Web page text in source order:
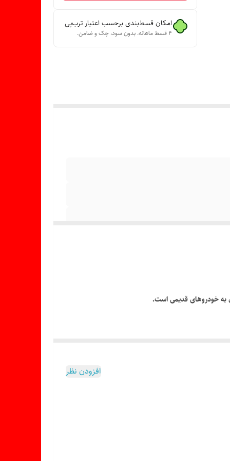
امکان قسط‌بندی برحسب اعتبار ترب‌پی
۴ قسط ماهانه. بدون سود، چک و ضامن.
افزودن نظر